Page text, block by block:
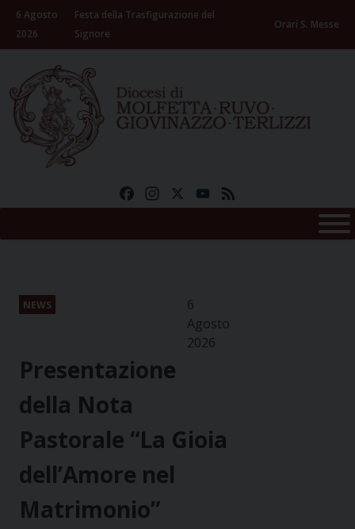
Skip
content
6 Agosto
2026
Festa della Trasfigurazione del
Signore
Orari S. Messe
FacebookInstagramYouTube
NEWS
6
Agosto
2026
Presentazione
della Nota
Pastorale “La Gioia
dell’Amore nel
Matrimonio”